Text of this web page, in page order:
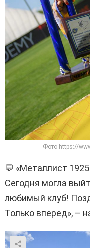
Фото https://
💬 «Металлист
Сегодня могла
любимый клуб!
Только вперед», –